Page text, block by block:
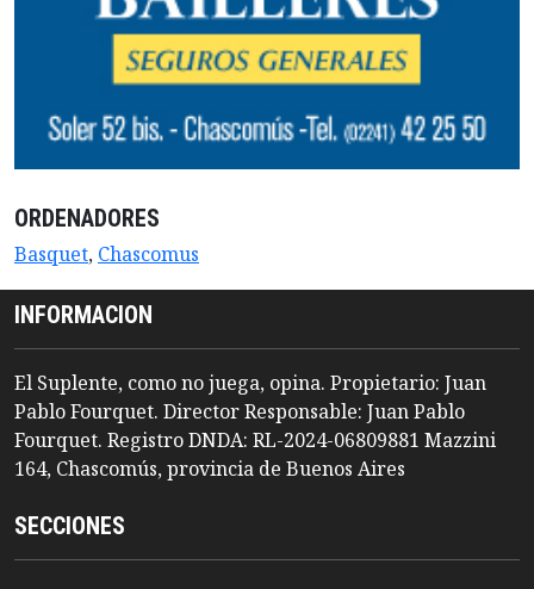
ORDENADORES
Basquet, Chascomus
INFORMACION
El Suplente, como no juega, opina. Propietario: Juan
Pablo Fourquet. Director Responsable: Juan Pablo
Fourquet. Registro DNDA: RL-2024-06809881 Mazzini
164, Chascomús, provincia de Buenos Aires
SECCIONES